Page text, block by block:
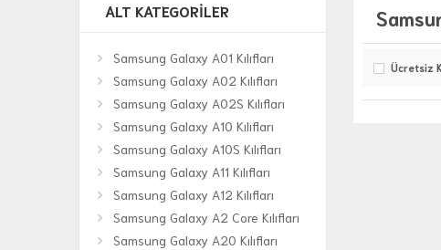
ALT KATEGORILER
Samsung Galaxy A01 Kılıfları
Samsung Galaxy A02 Kılıfları
Samsung Galaxy A02S Kılıfları
Samsung Galaxy A10 Kılıfları
Samsung Galaxy A10S Kılıfları
Samsung Galaxy A11 Kılıfları
Samsung Galaxy A12 Kılıfları
Samsung Galaxy A2 Core Kılıfları
Samsung Galaxy A20 Kılıfları
Ücretsiz